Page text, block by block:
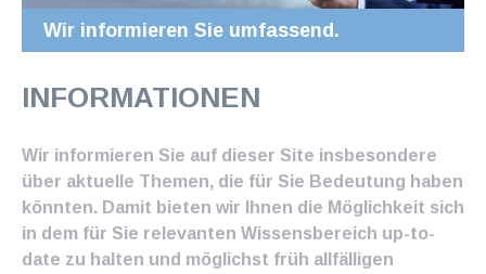
Wir informieren Sie umfassend.
INFORMATIONEN
Wir informieren Sie auf dieser Site insbesondere
über aktuelle Themen, die für Sie Bedeutung haben
könnten. Damit bieten wir Ihnen die Möglichkeit sich
in dem für Sie relevanten Wissensbereich up-to-
date zu halten und möglichst früh allfälligen